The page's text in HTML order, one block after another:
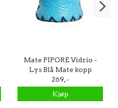
Mate PIPORE Vidrio -
Lys Blå Mate kopp
269,-
Kjøp